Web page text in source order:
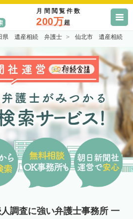
月間閲覧件数
200万超
県 遺産相続 弁護士 仙北市 遺産相続
調査に強い弁護士事務所 一